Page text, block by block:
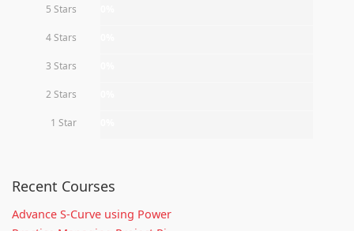
5 Stars
4 Stars
3 Stars
2 Stars
1 Star
Recent Courses
Advance S-Curve using Power